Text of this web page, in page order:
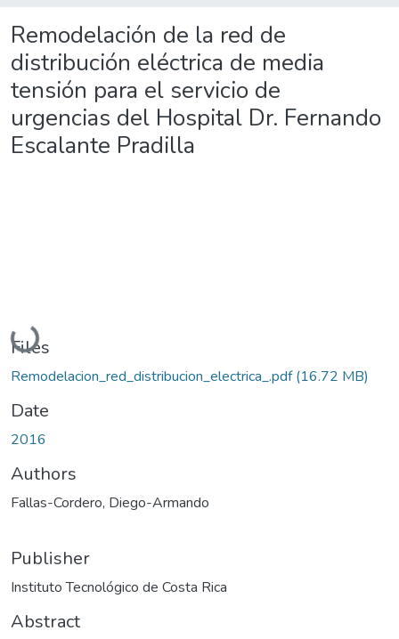
Remodelación de la red de
distribución eléctrica de media
tensión para el servicio de
urgencias del Hospital Dr. Fernando
Escalante Pradilla
Loading...
Files
Remodelacion_red_distribucion_electrica_.pdf(16.72 MB)
Date
2016
Authors
Fallas-Cordero, Diego-Armando
Publisher
Instituto Tecnológico de Costa Rica
Abstract